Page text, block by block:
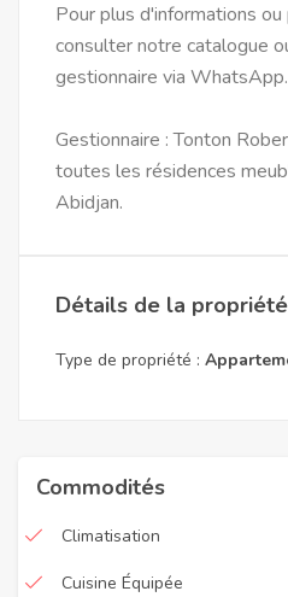
Pour plus d'informations
consulter notre catalogue
gestionnaire via WhatsApp.
Gestionnaire : Tonton
toutes les résidences
Abidjan.
Détails de la propriété
Type de propriété :
Commodités
Climatisation
Cuisine Équipée